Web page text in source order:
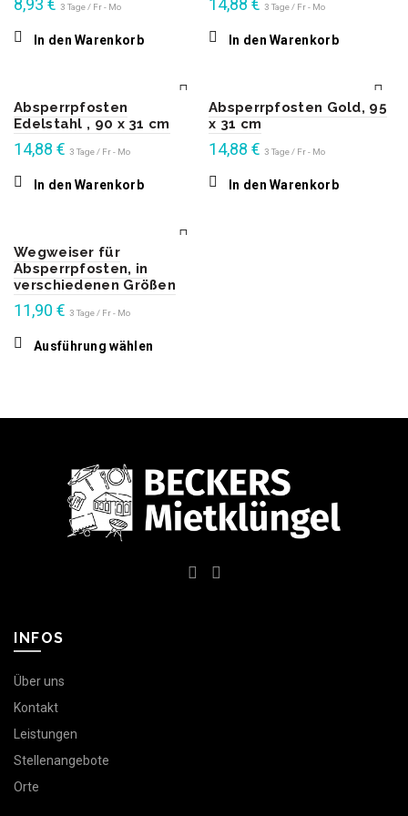
8,93 € 3 Tage / Fr - Mo
In den Warenkorb
14,88 € 3 Tage / Fr - Mo
In den Warenkorb
Absperrpfosten
Edelstahl , 90 x 31 cm
14,88 € 3 Tage / Fr - Mo
In den Warenkorb
Absperrpfosten Gold, 95
x 31 cm
14,88 € 3 Tage / Fr - Mo
In den Warenkorb
Wegweiser für
Absperrpfosten, in
verschiedenen Größen
11,90 € 3 Tage / Fr - Mo
Ausführung wählen
INFOS
Über uns
Kontakt
Leistungen
Stellenangebote
Orte